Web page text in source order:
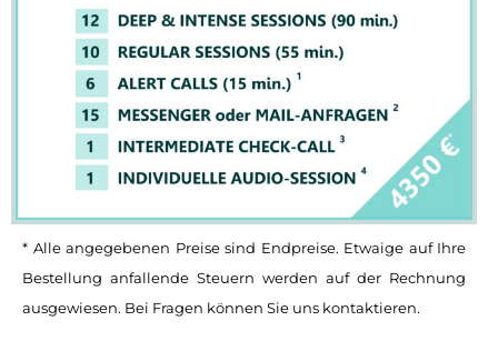
* Alle angegebenen Preise sind Endpreise. Etwaige auf Ihre
Bestellung anfallende Steuern werden auf der Rechnung
ausgewiesen. Bei Fragen können Sie uns kontaktieren.